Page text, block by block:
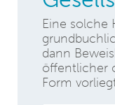
Eine solche
dann
öffentlicher
Form